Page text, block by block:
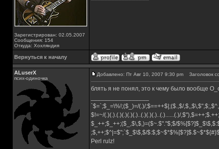
Зарегистрирован: 02.05.2007
Сообщения: 154
Откуда: Хохляндия
Вернуться к началу
ALuserX
псих-одиночка
Добавлено: Пт Авг 10, 2007 9:30 pm Заголовок
блять я не понял, это к чему было вообще
`$=`;$_=\%!;($_)=/(.)/;$==++$|;($.,$/
$!=~/(.)(.).(.)(.)(.)(.)..(.)(.)(.)..(.)......(.)/
$_++;$_++;($_,$\,$,)=($~.$"."$;$/
;$,++;$^|=$";`$_$\$,$/
Perl rulz!